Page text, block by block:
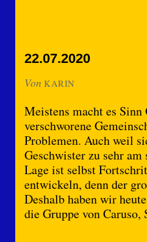
22.07.2020
Von KARIN
Meistens macht es Sinn
verschworene
Problemen. Auch weil
Geschwister zu sehr
Lage ist selbst
entwickeln, denn der
Deshalb haben wir
die Gruppe von